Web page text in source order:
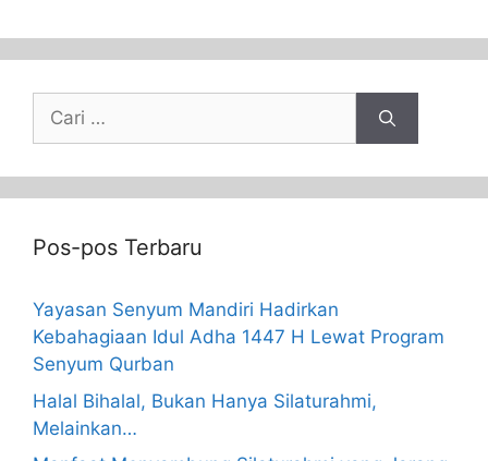
Pos-pos Terbaru
Yayasan Senyum Mandiri Hadirkan
Kebahagiaan Idul Adha 1447 H Lewat Program
Senyum Qurban
Halal Bihalal, Bukan Hanya Silaturahmi,
Melainkan…